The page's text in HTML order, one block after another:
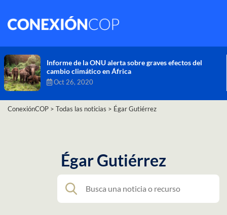
Comisión de Alto Nivel de Cambio Climático aprueba
nueva ambición climática del Perú
Dic 16, 2020
ConexiónCOP > Todas las noticias > Égar Gutiérrez
Égar Gutiérrez